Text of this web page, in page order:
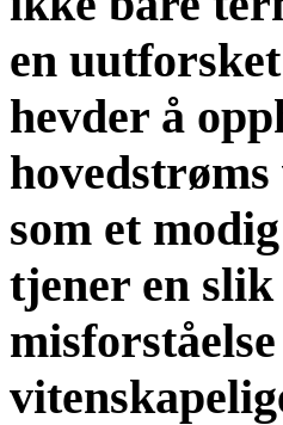
en
hevder å
som et
tjener en slik